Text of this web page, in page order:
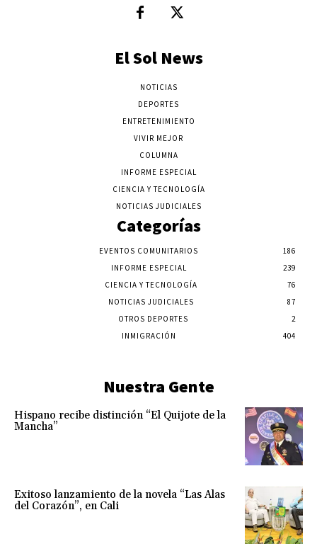
El Sol News
NOTICIAS
DEPORTES
ENTRETENIMIENTO
VIVIR MEJOR
COLUMNA
INFORME ESPECIAL
CIENCIA Y TECNOLOGÍA
NOTICIAS JUDICIALES
Categorías
EVENTOS COMUNITARIOS
186
INFORME ESPECIAL
239
CIENCIA Y TECNOLOGÍA
76
NOTICIAS JUDICIALES
87
OTROS DEPORTES
2
INMIGRACIÓN
404
Nuestra Gente
Hispano recibe distinción “El Quijote de la
Mancha”
Exitoso lanzamiento de la novela “Las Alas
del Corazón”, en Cali